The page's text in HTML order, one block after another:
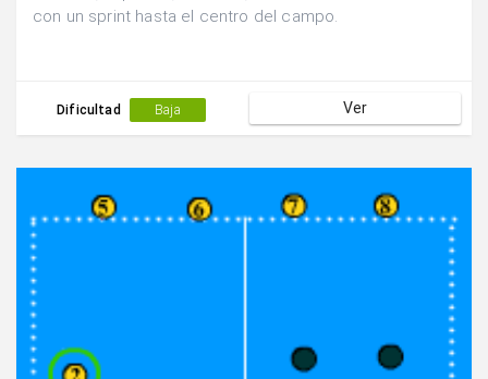
con un sprint hasta el centro del campo.
Dificultad Baja Ver